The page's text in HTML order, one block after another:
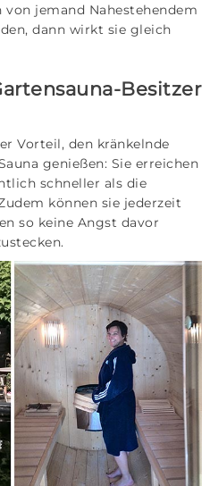
jemand Nahestehendem
dann wirkt sie gleich
Besitzer
Vorteil, den kränkelnde
genießen: Sie erreichen
schneller als die
können sie jederzeit
so keine Angst davor